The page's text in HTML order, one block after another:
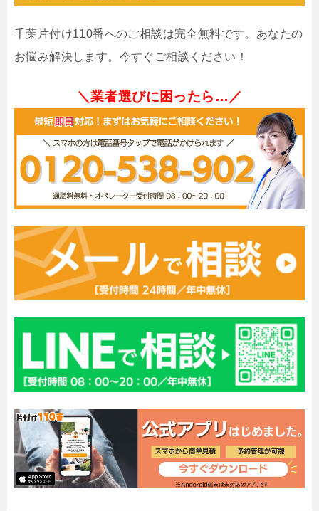
千葉片付け110番へのご相談は完全無料です。あなたの
お悩み解決します。今すぐご相談ください！
＼業者選びに困ったら…／